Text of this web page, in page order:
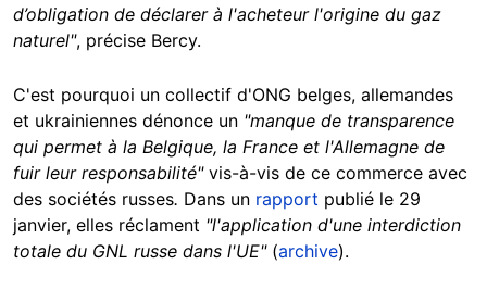
d’obligation de déclarer à l'acheteur l'origine du gaz
naturel", précise Bercy.
C'est pourquoi un collectif d'ONG belges, allemandes
et ukrainiennes dénonce un "manque de transparence
qui permet à la Belgique, la France et l'Allemagne de
fuir leur responsabilité" vis-à-vis de ce commerce avec
des sociétés russes. Dans un rapport publié le 29
janvier, elles réclament "l'application d'une interdiction
totale du GNL russe dans l'UE" (archive).